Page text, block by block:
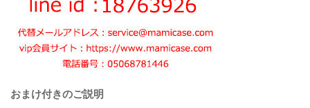
おまけ付きのご説明